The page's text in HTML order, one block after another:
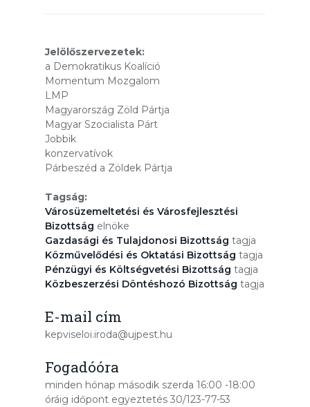
Jelölőszervezetek:
a Demokratikus Koalíció
Momentum Mozgalom
LMP
Magyarország Zöld Pártja
Magyar Szocialista Párt
Jobbik
konzervatívok
Párbeszéd a Zöldek Pártja
Tagság:
Városüzemeltetési és Városfejlesztési
Bizottság elnöke
Gazdasági és Tulajdonosi Bizottság tagja
Közművelődési és Oktatási Bizottság tagja
Pénzügyi és Költségvetési Bizottság tagja
Közbeszerzési Döntéshozó Bizottság tagja
E-mail cím
kepviseloi.iroda@ujpest.hu
Fogadóóra
minden hónap második szerda 16:00 -18:00
óráig időpont egyeztetés 30/123-77-53